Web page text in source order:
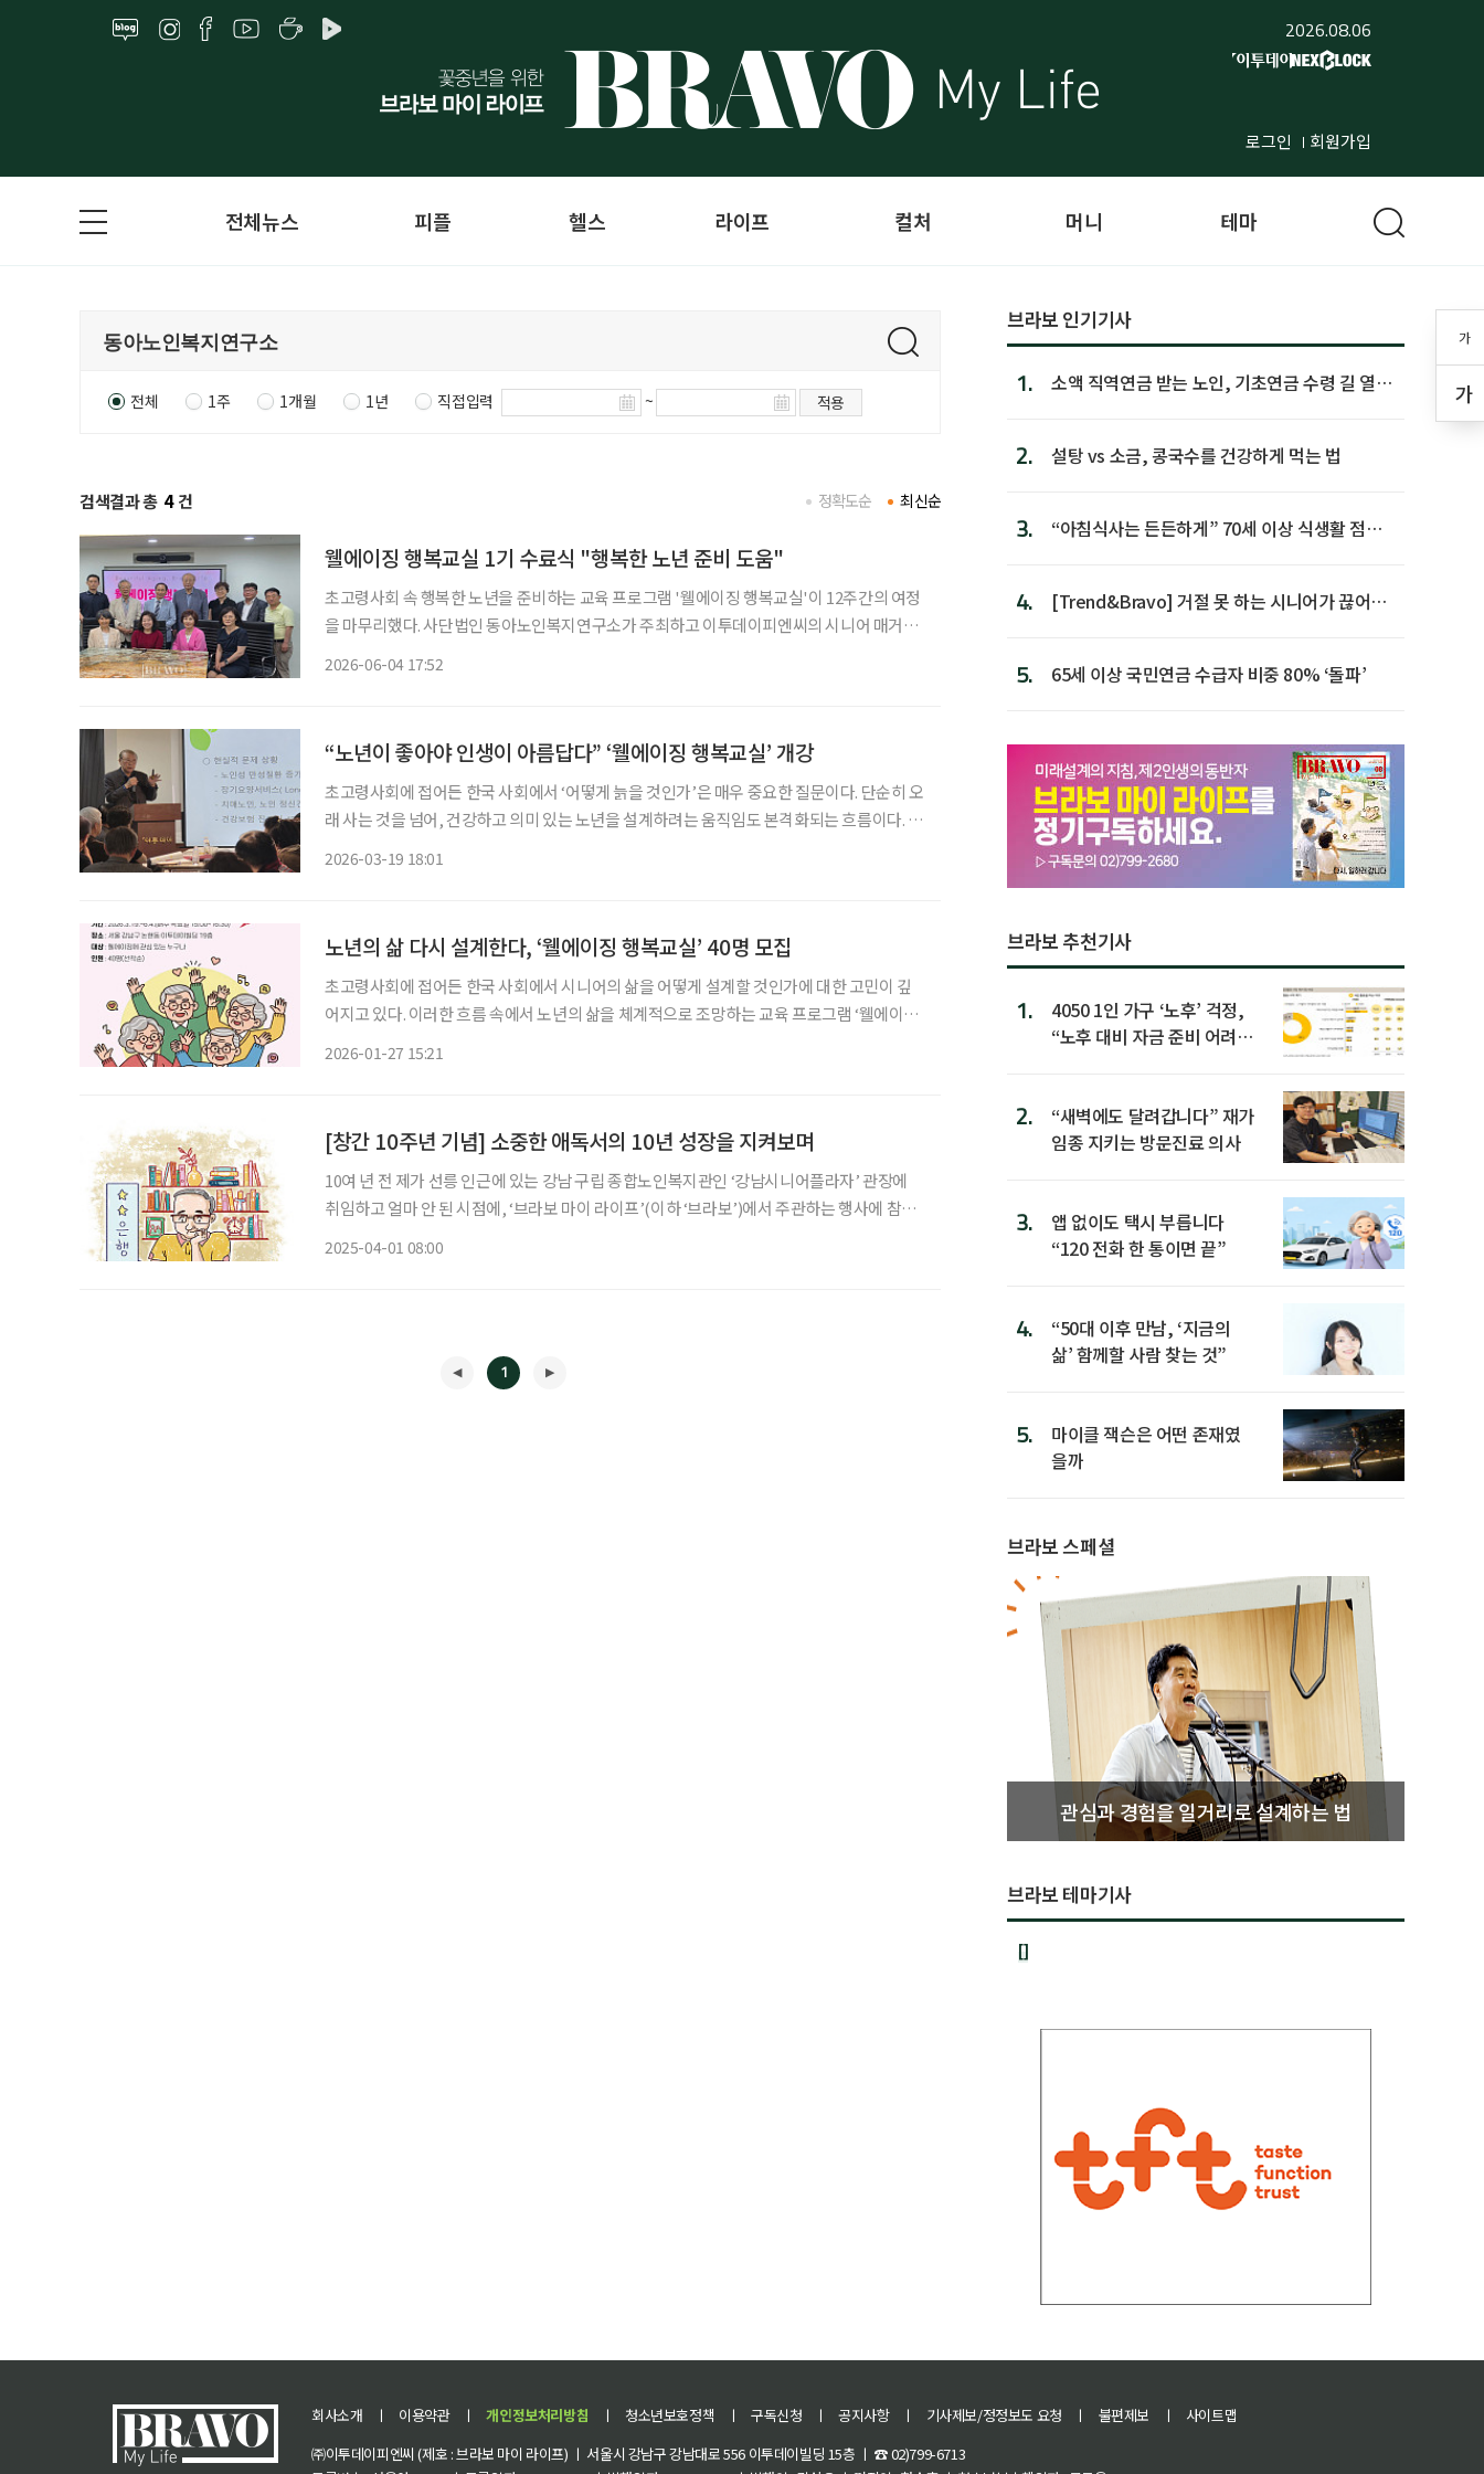
2026.08.06
로그인 회원가입
가
가
전체뉴스 피플 헬스 라이프 컬처 머니 테마
전체 1주 1개월 1년 직접입력 ~ 적용
검색결과 총 4 건 최신순
정확도순
웰에이징 행복교실 1기 수료식 "행복한 노년 준비 도움"
초고령사회 속 행복한 노년을 준비하는 교육 프로그램 '웰에이징 행복교실'이 12주간의 여정
을 마무리했다. 사단법인 동아노인복지연구소가 주최하고 이투데이피엔씨의 시니어 매거진
2026-06-04 17:52
“노년이 좋아야 인생이 아름답다” ‘웰에이징 행복교실’ 개강
초고령사회에 접어든 한국 사회에서 ‘어떻게 늙을 것인가’은 매우 중요한 질문이다. 단순히 오
래 사는 것을 넘어, 건강하고 의미 있는 노년을 설계하려는 움직임도 본격화되는 흐름이다. 이
2026-03-19 18:01
노년의 삶 다시 설계한다, ‘웰에이징 행복교실’ 40명 모집
초고령사회에 접어든 한국 사회에서 시니어의 삶을 어떻게 설계할 것인가에 대한 고민이 깊
어지고 있다. 이러한 흐름 속에서 노년의 삶을 체계적으로 조망하는 교육 프로그램 ‘웰에이징
2026-01-27 15:21
[창간 10주년 기념] 소중한 애독서의 10년 성장을 지켜보며
10여 년 전 제가 선릉 인근에 있는 강남 구립 종합노인복지관인 ‘강남시니어플라자’ 관장에
취임하고 얼마 안 된 시점에, ‘브라보 마이 라이프’(이하 ‘브라보’)에서 주관하는 행사에 참석
2025-04-01 08:00
1
브라보 인기기사
1.
소액 직역연금 받는 노인, 기초연금 수령 길 열린
2. 설탕 vs 소금, 콩국수를 건강하게 먹는 법
3.
“아침식사는 든든하게” 70세 이상 식생활 점수
4.
[Trend&Bravo] 거절 못 하는 시니어가 끊어야
5. 65세 이상 국민연금 수급자 비중 80% ‘돌파’
브라보 추천기사
1.
4050 1인 가구 ‘노후’ 걱정,
“노후 대비 자금 준비 어려
2.
“새벽에도 달려갑니다” 재가
임종 지키는 방문진료 의사
3.
앱 없이도 택시 부릅니다
“120 전화 한 통이면 끝”
4.
“50대 이후 만남, ‘지금의
삶’ 함께할 사람 찾는 것”
5.
마이클 잭슨은 어떤 존재였
을까
브라보 스페셜
관심과 경험을 일거리로 설계하는 법
브라보 테마기사
[]
회사소개 ㅣ 이용약관 ㅣ 개인정보처리방침 ㅣ 청소년보호정책 ㅣ 구독신청 ㅣ 공지사항 ㅣ 기사제보/정정보도 요청 ㅣ 불편제보 ㅣ
사이트맵
㈜이투데이피엔씨 (제호 : 브라보 마이 라이프) ㅣ 서울시 강남구 강남대로 556 이투데이빌딩 15층 ㅣ ☎ 02)799-6713